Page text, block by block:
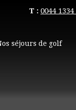
T : 0044 1334
séjours de golf